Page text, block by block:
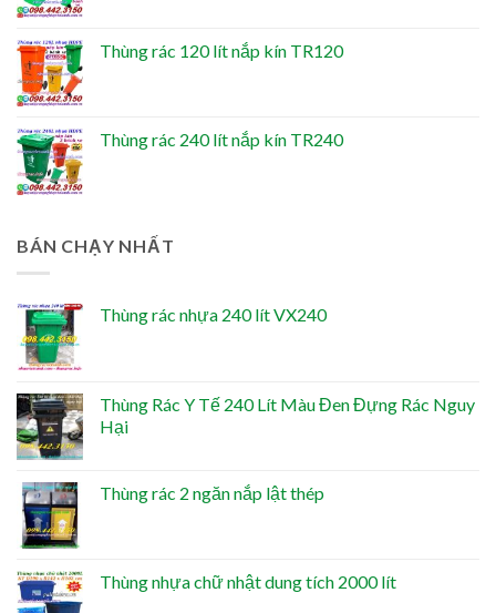
Thùng rác 120 lít nắp kín TR120
Thùng rác 240 lít nắp kín TR240
BÁN CHẠY NHẤT
Thùng rác nhựa 240 lít VX240
Thùng Rác Y Tế 240 Lít Màu Đen Đựng Rác Nguy
Hại
Thùng rác 2 ngăn nắp lật thép
Thùng nhựa chữ nhật dung tích 2000 lít